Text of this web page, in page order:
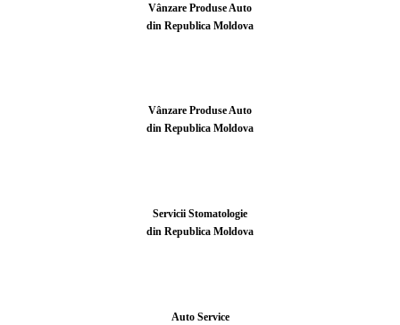
Vânzare Produse Auto
din Republica Moldova
Vânzare Produse Auto
din Republica Moldova
Servicii Stomatologie
din Republica Moldova
Auto Service